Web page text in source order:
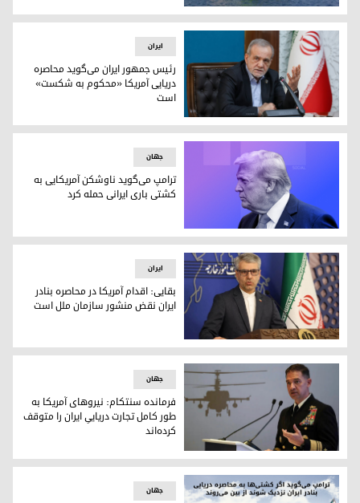
عبور نفت‌کش ایرانی از سد تحریم‌ها و ورود به آب‌های اندونزی
مسعود پزشکیان، رئیس‌جمهور ایران
ایران
رئیس جمهور ایران می‌گوید محاصره
دریایی آمریکا «محکوم به شکست»
است
دونالد ترامپ، رئیس‌جمهور آمریکا
جهان
ترامپ می‌گوید ناوشکن آمریکایی به
کشتی باری ایرانی حمله کرد
اسماعیل بقایی، سخنگوی وزارت امور خارجه ایران
ایران
بقایی: اقدام آمریکا در محاصره بنادر
ایران نقض منشور سازمان ملل است
دریادار برد کوپر، فرمانده سنتکام
جهان
فرمانده سنتکام: نیروهای آمریکا به‌
طور کامل تجارت دریاییِ ایران را متوقف
کرده‌اند
جهان